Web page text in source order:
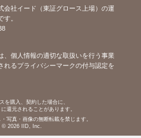
会社イード（東証グロース上場）の運
。
、個人情報の適切な取扱いを行う事業
れるプライバシーマークの付与認定を
を購入、契約した場合に、
還元されることがあります。
写真・画像の無断転載を禁じます。
© 2026 IID, Inc.